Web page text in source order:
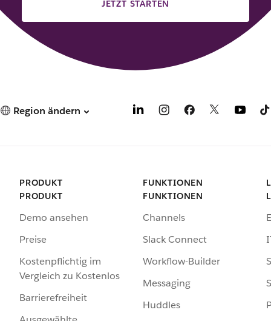
JETZT STARTEN
Region ändern
PRODUKT
PRODUKT
Demo ansehen
Preise
Kostenpflichtig im
Vergleich zu Kostenlos
Barrierefreiheit
FUNKTIONEN
FUNKTIONEN
Channels
Slack Connect
Workflow-Builder
Messaging
Huddles